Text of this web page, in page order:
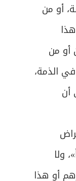
أو من
أو من
الذمة،
ولا
أو هذا
اليد عما